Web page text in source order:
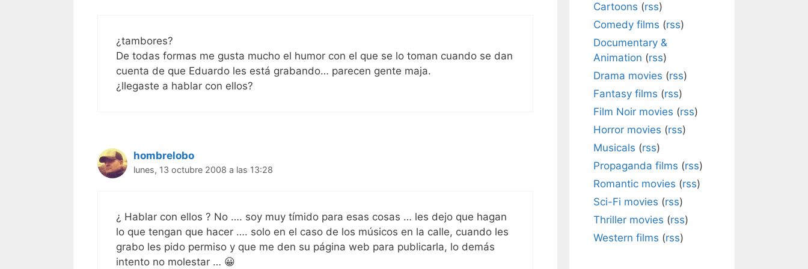
¿tambores?
De todas formas me gusta mucho el humor con el que se lo toman cuando se dan
cuenta de que Eduardo les está grabando… parecen gente maja.
¿llegaste a hablar con ellos?
hombrelobo
lunes, 13 octubre 2008 a las 13:28
¿ Hablar con ellos ? No …. soy muy tímido para esas cosas … les dejo que hagan
lo que tengan que hacer …. solo en el caso de los músicos en la calle, cuando les
grabo les pido permiso y que me den su página web para publicarla, lo demás
intento no molestar … 😀
Cartoons (rss)
Comedy films (rss)
Documentary &
Animation (rss)
Drama movies (rss)
Fantasy films (rss)
Film Noir movies (rss)
Horror movies (rss)
Musicals (rss)
Propaganda films (rss)
Romantic movies (rss)
Sci-Fi movies (rss)
Thriller movies (rss)
Western films (rss)